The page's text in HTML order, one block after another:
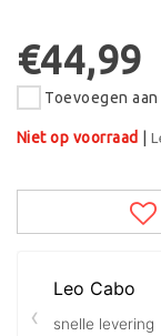
€44,99
Toevoegen
Niet op voorraad |